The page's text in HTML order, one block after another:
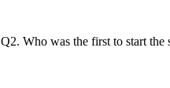
Who was the first to start